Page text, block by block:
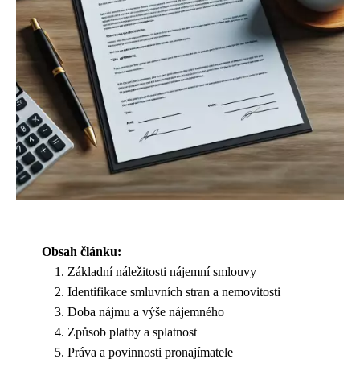
Obsah článku:
Základní náležitosti nájemní smlouvy
Identifikace smluvních stran a nemovitosti
Doba nájmu a výše nájemného
Způsob platby a splatnost
Práva a povinnosti pronajímatele